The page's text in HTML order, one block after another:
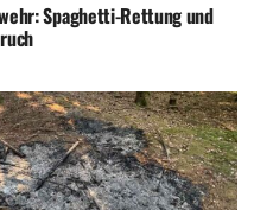
Spaghetti-Rettung und